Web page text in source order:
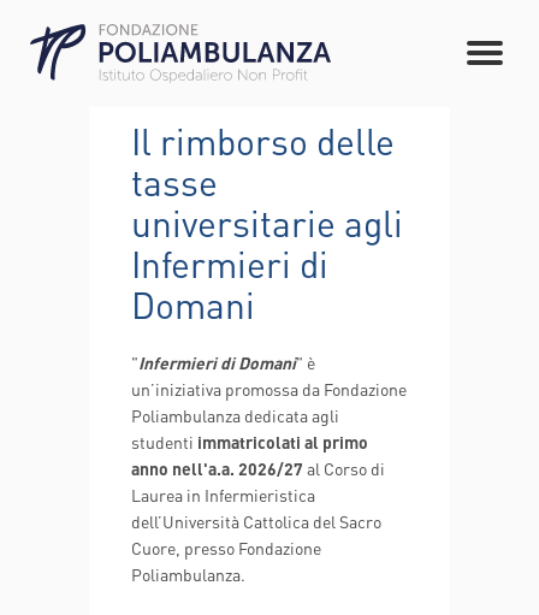
Il rimborso delle
tasse
universitarie agli
Infermieri di
Domani
"Infermieri di Domani" è
un’iniziativa promossa da Fondazione
Poliambulanza dedicata agli
studenti immatricolati al primo
anno nell'a.a. 2026/27 al Corso di
Laurea in Infermieristica
dell’Università Cattolica del Sacro
Cuore, presso Fondazione
Poliambulanza.